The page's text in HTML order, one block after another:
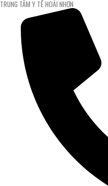
TRUNG TÂM Y TẾ HOÀI NHƠN